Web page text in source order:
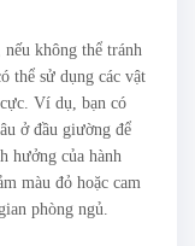
không thể tránh
thể sử dụng các vật
Ví dụ, bạn có
ở đầu giường để
hưởng của hành
màu đỏ hoặc cam
phòng ngủ.